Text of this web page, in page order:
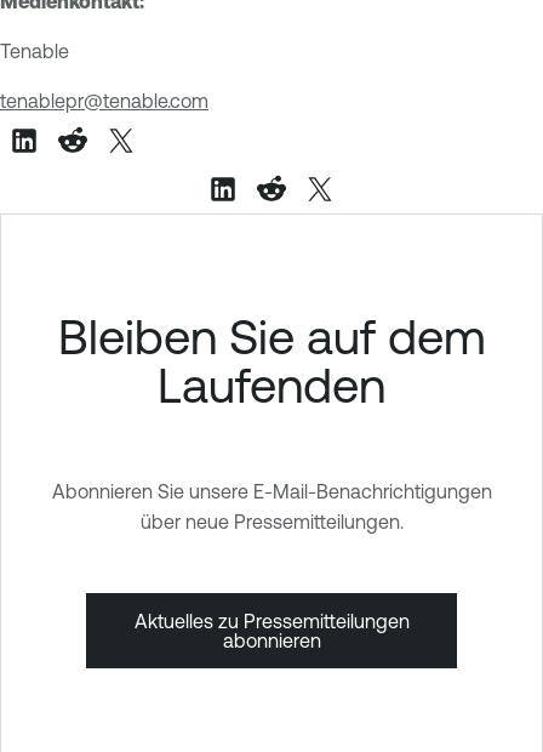
Tenable
tenablepr@tenable.com
Bleiben Sie auf dem
Laufenden
Abonnieren Sie unsere E-Mail-Benachrichtigungen
über neue Pressemitteilungen.
Aktuelles zu Pressemitteilungen
abonnieren